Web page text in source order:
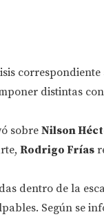
distintas
sobreNilson
Rodrigo Frías
dentro de la
Según se